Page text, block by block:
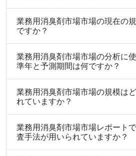
業務用消臭剤市場市場の現在の
ですか？
業務用消臭剤市場市場の分析に
準年と予測期間は何ですか？
業務用消臭剤市場市場の規模は
れていますか？
業務用消臭剤市場市場レポート
査手法が用いられていますか？